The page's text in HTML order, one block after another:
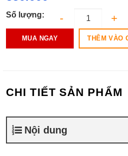
Số lượng:
MUA NGAY THÊM VÀO
CHI TIẾT SẢN PHẨM
Nội dung